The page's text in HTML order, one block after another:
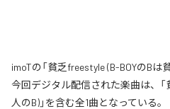
imoTの「貧乏freestyle (B-BOYのBは
今回デジタル配信された楽曲は、「
人のB)」を含む全1曲となっている。